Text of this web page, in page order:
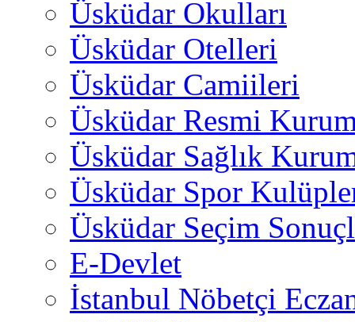
Üsküdar Okulları
Üsküdar Otelleri
Üsküdar Camiileri
Üsküdar Resmi
Üsküdar Sağlık
Üsküdar Spor
Üsküdar Seçim
E-Devlet
İstanbul Nöbetçi